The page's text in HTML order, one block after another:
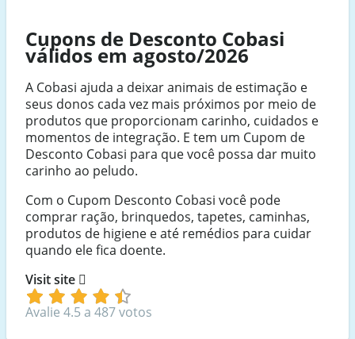
Cupons de Desconto Cobasi
válidos em agosto/2026
A Cobasi ajuda a deixar animais de estimação e
seus donos cada vez mais próximos por meio de
produtos que proporcionam carinho, cuidados e
momentos de integração. E tem um Cupom de
Desconto Cobasi para que você possa dar muito
carinho ao peludo.
Com o Cupom Desconto Cobasi você pode
comprar ração, brinquedos, tapetes, caminhas,
produtos de higiene e até remédios para cuidar
quando ele fica doente.
Visit site
Avalie 4.5 a 487 votos